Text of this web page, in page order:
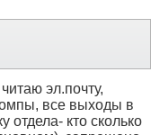
эл.почту,
все выходы в
отдела- кто сколько